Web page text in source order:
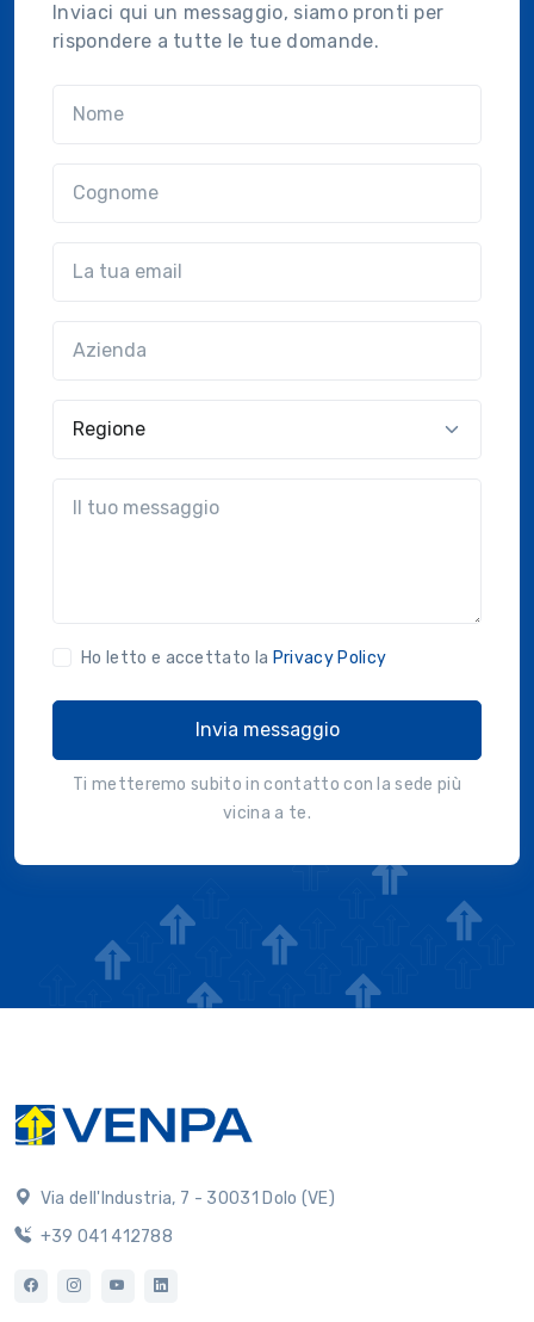
Inviaci qui un messaggio, siamo pronti per
rispondere a tutte le tue domande.
Ho letto e accettato la Privacy Policy
Invia messaggio
Ti metteremo subito in contatto con la sede più
vicina a te.
Via dell'Industria, 7 - 30031 Dolo (VE)
+39 041 412788